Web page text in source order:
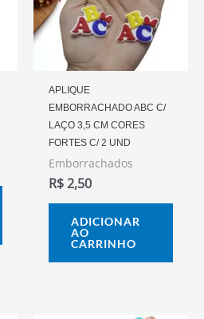
APLIQUE
EMBORRACHADO ABC C/
LAÇO 3,5 CM CORES
FORTES C/ 2 UND
Emborrachados
R$2,50
ADICIONAR
AO
CARRINHO